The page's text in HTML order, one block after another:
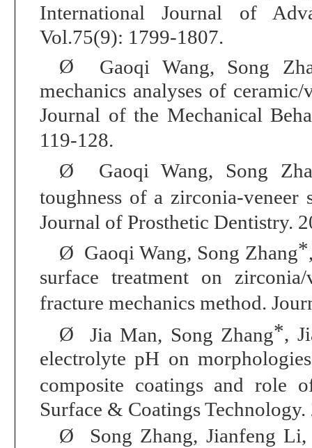
International Journal of
Vol.75(9): 1799-1807.
Ø
Gaoqi Wang, Song
mechanics analyses of
Journal of the Mechanical
119-128.
Ø
Gaoqi Wang, Song
toughness of a zirconia-
Journal of Prosthetic Dentistry.
Ø Gaoqi Wang, Song Zhang*
surface treatment on
fracture mechanics method.
Ø
Jia Man, Song Zhang*,
electrolyte pH on
composite coatings and role
Surface & Coatings Technology.
Ø
Song Zhang, Jianfeng